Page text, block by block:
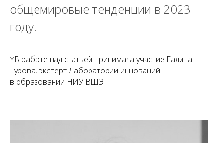
общемировые тенденции в 2023
году.
*В работе над статьей принимала участие Галина
Гурова, эксперт Лаборатории инноваций
в образовании НИУ ВШЭ